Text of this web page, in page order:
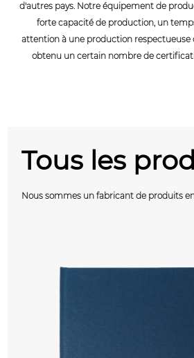
d'autres pays. Notre équipement de
forte capacité de production, un
attention à une production respectueuse
obtenu un certain nombre de
Tous les
Nous sommes un fabricant de produits